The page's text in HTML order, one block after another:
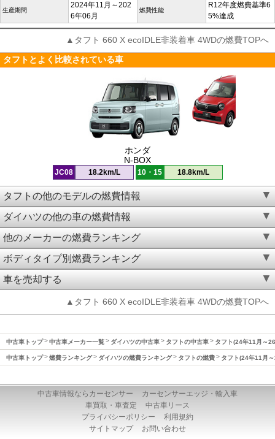
生産期間
2024年11月～202
6年06月
燃費性能
R12年度燃費基準6
5%達成
▲タフト 660 X ecoIDLE非装着車 4WDの燃費TOPへ
タフトとよく比較されている車
ホンダ
N-BOX
JC08 18.2km/L 10・15 18.8km/L
タフトの他のモデルの燃費情報
ダイハツの他の車の燃費情報
他のメーカーの燃費ランキング
ボディタイプ別燃費ランキング
車を売却する
▲タフト 660 X ecoIDLE非装着車 4WDの燃費TOPへ
中古車トップ 中古車メーカー一覧 ダイハツの中古車 タフトの中古車 タフト(24年11月～
中古車トップ 燃費ランキング ダイハツの燃費ランキング タフトの燃費 タフト(24年11月
中古車情報ならカーセンサー
カーセンサーエッジ・輸入車
車買取・車査定
中古車リース
プライバシーポリシー
利用規約
サイトマップ
お問い合わせ